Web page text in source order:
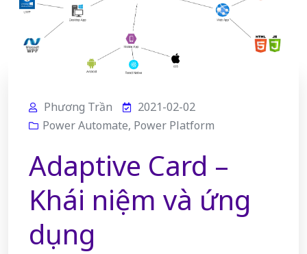
Phương Trần
2021-02-02
Power Automate, Power Platform
Adaptive Card –
Khái niệm và ứng
dụng